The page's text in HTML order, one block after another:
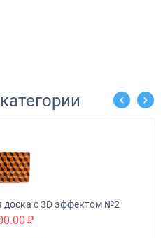
доска с 3D эффектом №2
₽